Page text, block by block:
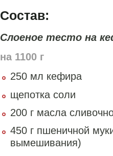
Состав:
Слоеное тесто на
на 1100 г
250 мл кефира
щепотка соли
200 г масла
450 г пшеничной
вымешивания)